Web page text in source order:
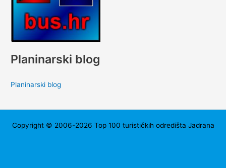
Planinarski blog
Planinarski blog
Copyright © 2006-2026 Top 100 turističkih odredišta Jadrana